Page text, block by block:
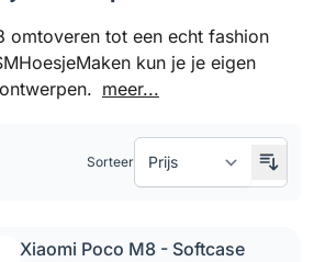
omtoveren tot een echt fashion
kun je je eigen
meer...
Sorteer
Xiaomi Poco M8 - Softcase